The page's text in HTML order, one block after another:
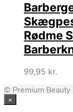
Rødme
99,95 kr.
© Premium Beauty
×